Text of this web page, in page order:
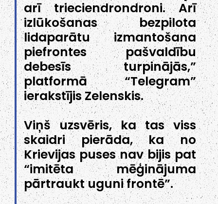
arī trieciendrondroni. Arī
izlūkošanas bezpilota
lidaparātu izmantošana
piefrontes pašvaldību
debesīs turpinājās,”
platformā “Telegram”
ierakstījis Zelenskis.
Viņš uzsvēris, ka tas viss
skaidri pierāda, ka no
Krievijas puses nav bijis pat
“imitēta mēģinājuma
pārtraukt uguni frontē”.